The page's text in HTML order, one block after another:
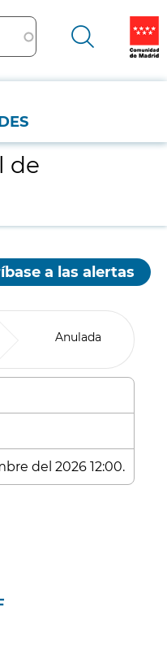
de
a las alertas
Anulada
del 2026 12:00.